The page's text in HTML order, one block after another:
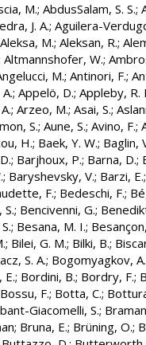
M.; AbdusSalam, S. S.;
J. A.; Aguilera-
Aleksa, M.; Aleksan, R.;
Altmannshofer, W.;
M.; Antinori, F.;
; Appelö, D.; Appleby, R.
; Arzeo, M.; Asai, S.;
S.; Aune, S.; Avino, F.;
H.; Baek, Y. W.; Baglin,
; Barjhoux, P.; Barna, D.;
; Baryshevsky, V.; Barzi, E.
F.; Bedeschi, F.;
; Bencivenni, G.;
; Besana, M. I.;
; Bilei, G. M.; Bilki, B.;
S. A.; Bogomyagkov, A.
E.; Bordini, B.; Bordry, F.;
Bossu, F.; Botta, C.;
Giacomelli, S.;
; Bruna, E.; Brüning, O.;